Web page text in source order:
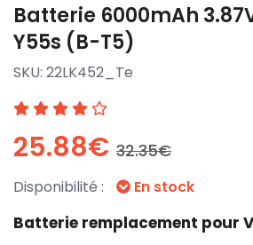
Batterie 6000mAh
Y55s (B-T5)
SKU: 22LK452_Te
25.88€ 32.35€
Disponibilité : En stock
Batterie remplacement pour